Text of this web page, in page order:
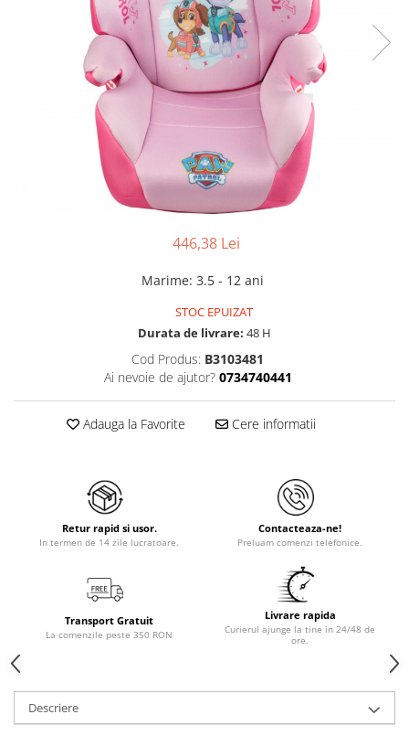
446,38 Lei
Marime: 3.5 - 12 ani
STOC EPUIZAT
Durata de livrare: 48 H
Cod Produs: B3103481
Ai nevoie de ajutor? 0734740441
Adauga la Favorite Cere informatii
Retur rapid si usor.
In termen de 14 zile lucratoare.
Contacteaza-ne!
Preluam comenzi telefonice.
Transport Gratuit
La comenzile peste 350 RON
Livrare rapida
Curierul ajunge la tine in 24/48 de
ore.
Descriere